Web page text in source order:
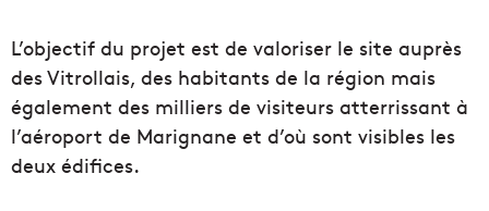
L’objectif du projet est de valoriser le site auprès
des Vitrollais, des habitants de la région mais
également des milliers de visiteurs atterrissant à
l’aéroport de Marignane et d’où sont visibles les
deux édifices.